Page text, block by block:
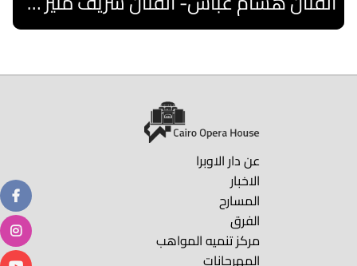
عن دار الاوبرا
الاخبار
المسارح
الفرق
مركز تنميه المواهب
المهرجانات